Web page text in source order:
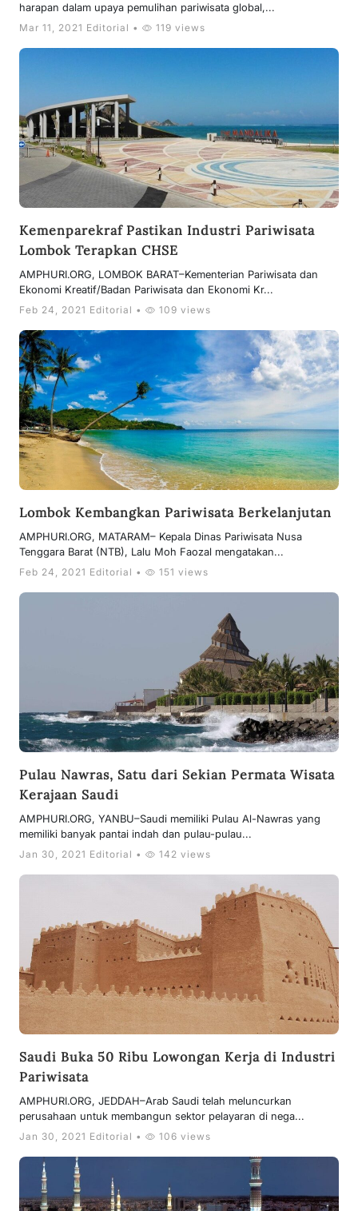
harapan dalam upaya pemulihan pariwisata global,...
Mar 11, 2021 Editorial • 119 views
Kemenparekraf Pastikan Industri Pariwisata
Lombok Terapkan CHSE
AMPHURI.ORG, LOMBOK BARAT–Kementerian Pariwisata dan
Ekonomi Kreatif/Badan Pariwisata dan Ekonomi Kr...
Feb 24, 2021 Editorial • 109 views
Lombok Kembangkan Pariwisata Berkelanjutan
AMPHURI.ORG, MATARAM– Kepala Dinas Pariwisata Nusa
Tenggara Barat (NTB), Lalu Moh Faozal mengatakan...
Feb 24, 2021 Editorial • 151 views
Pulau Nawras, Satu dari Sekian Permata Wisata
Kerajaan Saudi
AMPHURI.ORG, YANBU–Saudi memiliki Pulau Al-Nawras yang
memiliki banyak pantai indah dan pulau-pulau...
Jan 30, 2021 Editorial • 142 views
Saudi Buka 50 Ribu Lowongan Kerja di Industri
Pariwisata
AMPHURI.ORG, JEDDAH–Arab Saudi telah meluncurkan
perusahaan untuk membangun sektor pelayaran di nega...
Jan 30, 2021 Editorial • 106 views